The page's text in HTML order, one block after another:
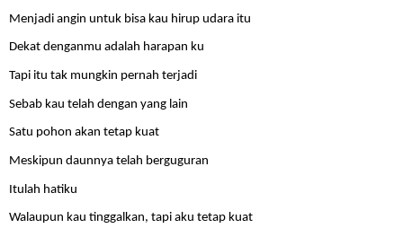
Menjadi angin untuk bisa kau hirup udara itu
Dekat denganmu adalah harapan ku
Tapi itu tak mungkin pernah terjadi
Sebab kau telah dengan yang lain
Satu pohon akan tetap kuat
Meskipun daunnya telah berguguran
Itulah hatiku
Walaupun kau tinggalkan, tapi aku tetap kuat